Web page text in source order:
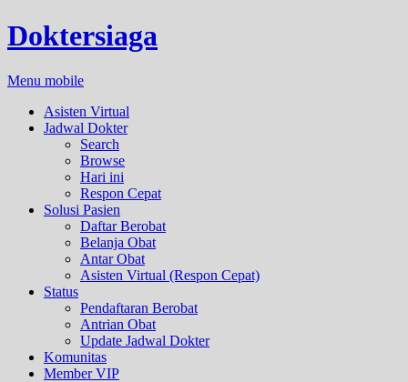
Doktersiaga
Menu mobile
Asisten Virtual
Jadwal Dokter
Search
Browse
Hari ini
Respon Cepat
Solusi Pasien
Daftar Berobat
Belanja Obat
Antar Obat
Asisten Virtual (Respon Cepat)
Status
Pendaftaran Berobat
Antrian Obat
Update Jadwal Dokter
Komunitas
Member VIP